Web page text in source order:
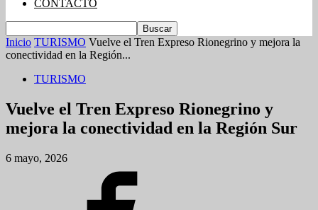
CONTACTO
Inicio TURISMO Vuelve el Tren Expreso Rionegrino y mejora la
conectividad en la Región...
TURISMO
Vuelve el Tren Expreso Rionegrino y
mejora la conectividad en la Región Sur
6 mayo, 2026